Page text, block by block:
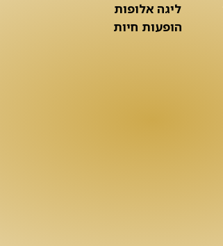
ליגה אלופות
הופעות חיות